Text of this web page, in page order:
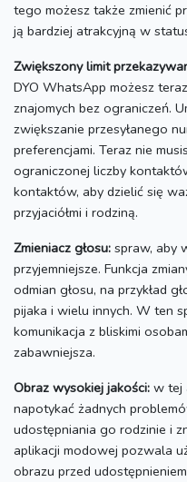
tego możesz także zmienić
ją bardziej atrakcyjną w
Zwiększony limit
DYO WhatsApp możesz
znajomych bez ograniczeń.
zwiększanie przesyłanego
preferencjami. Teraz nie
ograniczonej liczby
kontaktów, aby dzielić się
przyjaciółmi i rodziną.
Zmieniacz głosu: spraw, aby
przyjemniejsze. Funkcja
odmian głosu, na przykład
pijaka i wielu innych. W ten
komunikacja z bliskimi
zabawniejsza.
Obraz wysokiej jakości: w tej
napotykać żadnych
udostępniania go rodzinie i
aplikacji modowej pozwala
obrazu przed